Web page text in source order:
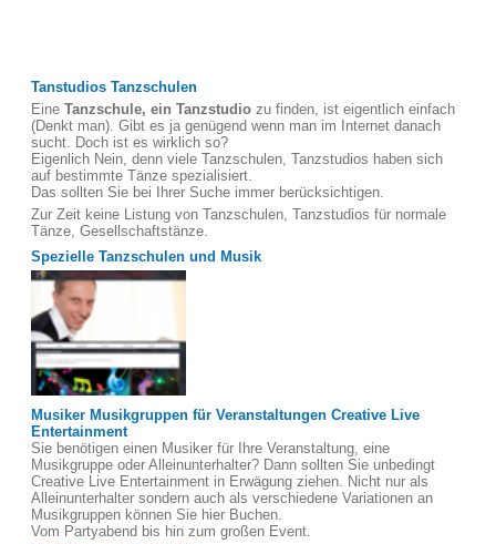
Tanstudios Tanzschulen
Eine Tanzschule, ein Tanzstudio zu finden, ist eigentlich einfach
(Denkt man). Gibt es ja genügend wenn man im Internet danach
sucht. Doch ist es wirklich so?
Eigenlich Nein, denn viele Tanzschulen, Tanzstudios haben sich
auf bestimmte Tänze spezialisiert.
Das sollten Sie bei Ihrer Suche immer berücksichtigen.
Zur Zeit keine Listung von Tanzschulen, Tanzstudios für normale
Tänze, Gesellschaftstänze.
Spezielle Tanzschulen und Musik
Musiker Musikgruppen für Veranstaltungen Creative Live
Entertainment
Sie benötigen einen Musiker für Ihre Veranstaltung, eine
Musikgruppe oder Alleinunterhalter? Dann sollten Sie unbedingt
Creative Live Entertainment in Erwägung ziehen. Nicht nur als
Alleinunterhalter sondern auch als verschiedene Variationen an
Musikgruppen können Sie hier Buchen.
Vom Partyabend bis hin zum großen Event.